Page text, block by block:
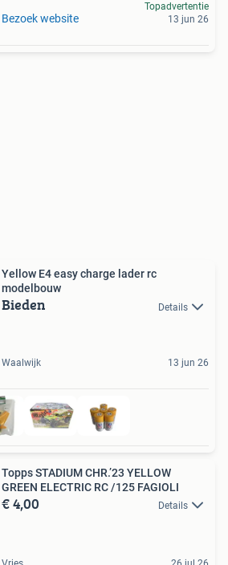
Bezoek website
Topadvertentie
13 jun 26
Yellow E4 easy charge lader rc
modelbouw
Bieden Details
Waalwijk 13 jun 26
Topps STADIUM CHR.’23 YELLOW
GREEN ELECTRIC RC /125 FAGIOLI
€ 4,00 Details